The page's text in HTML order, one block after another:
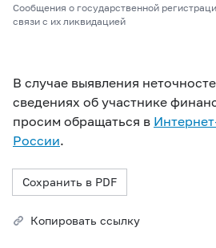
Сообщения о государственной
связи с их ликвидацией
В случае выявления
сведениях об участнике
просим обращаться в
России.
Сохранить в PDF
Копировать ссылку